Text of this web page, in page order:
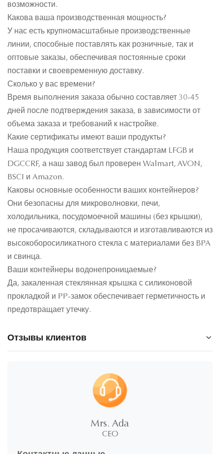
возможности.
Какова ваша производственная мощность?
У нас есть крупномасштабные производственные
линии, способные поставлять как розничные, так и
оптовые заказы, обеспечивая постоянные сроки
поставки и своевременную доставку.
Сколько у вас времени?
Время выполнения заказа обычно составляет 30-45
дней после подтверждения заказа, в зависимости от
объема заказа и требований к настройке.
Какие сертификаты имеют ваши продукты?
Наша продукция соответствует стандартам LFGB и
DGCCRF, а наш завод был проверен Walmart, AVON,
BSCI и Amazon.
Каковы основные особенности ваших контейнеров?
Они безопасны для микроволновки, печи,
холодильника, посудомоечной машины (без крышки),
не просачиваются, складываются и изготавливаются из
высокоборосиликатного стекла с материалами без BPA
и свинца.
Ваши контейнеры водонепроницаемые?
Да, закаленная стеклянная крышка с силиконовой
прокладкой и PP-замок обеспечивает герметичность и
предотвращает утечку.
Отзывы клиентов
5.0
★★ ★
Mrs. Ada
CEO